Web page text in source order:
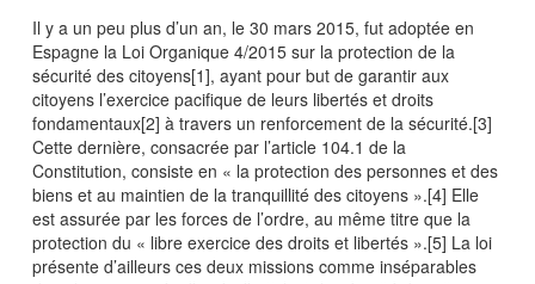
Il y a un peu plus d’un an, le 30 mars 2015, fut adoptée en
Espagne la Loi Organique 4/2015 sur la protection de la
sécurité des citoyens[1], ayant pour but de garantir aux
citoyens l’exercice pacifique de leurs libertés et droits
fondamentaux[2] à travers un renforcement de la sécurité.[3]
Cette dernière, consacrée par l’article 104.1 de la
Constitution, consiste en « la protection des personnes et des
biens et au maintien de la tranquillité des citoyens ».[4] Elle
est assurée par les forces de l’ordre, au même titre que la
protection du « libre exercice des droits et libertés ».[5] La loi
présente d’ailleurs ces deux missions comme inséparables